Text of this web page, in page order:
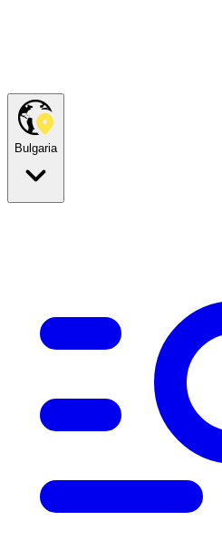
Bulgaria